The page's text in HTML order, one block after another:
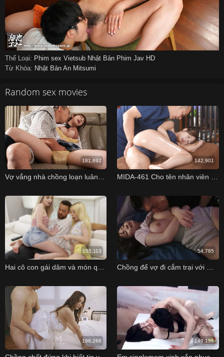
Thể Loại: Phim sex Vietsub Nhật Bản Phim Jav HD
Từ Khóa: Nhật Bản An Mitsumi
Random sex movies
Vợ vắng nhà chồng loạn luân cùng con riêng của vợ
181,892
MIDA-461 Cho tên nhân viên massage đụ ngay bên cạnh bạn trai Rikka Ono
142,901
155,113 54,785
198,268 149,156